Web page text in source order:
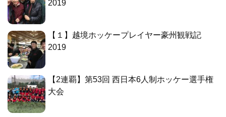
2019
【１】越境ホッケープレイヤー豪州観戦記
2019
【2連覇】第53回 西日本6人制ホッケー選手権
大会